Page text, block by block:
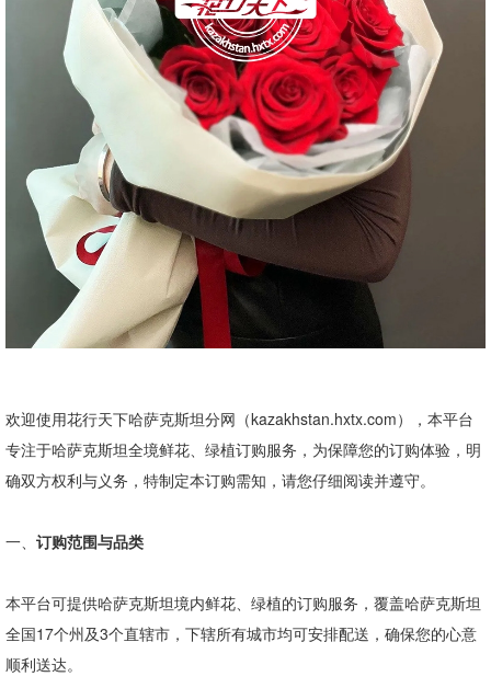
欢迎使用花行天下哈萨克斯坦分网（kazakhstan.hxtx.com），本平台
专注于哈萨克斯坦全境鲜花、绿植订购服务，为保障您的订购体验，明
确双方权利与义务，特制定本订购需知，请您仔细阅读并遵守。
一、 订购范围与品类
本平台可提供哈萨克斯坦境内鲜花、绿植的订购服务，覆盖哈萨克斯坦
全国17个州及3个直辖市，下辖所有城市均可安排配送，确保您的心意
顺利送达。